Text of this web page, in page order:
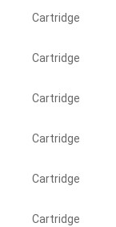
Cartridge
Cartridge
Cartridge
Cartridge
Cartridge
Cartridge